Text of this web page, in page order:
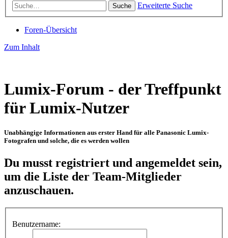
Suche Erweiterte Suche
Foren-Übersicht
Zum Inhalt
Lumix-Forum - der Treffpunkt
für Lumix-Nutzer
Unabhängige Informationen aus erster Hand für alle Panasonic Lumix-
Fotografen und solche, die es werden wollen
Du musst registriert und angemeldet sein,
um die Liste der Team-Mitglieder
anzuschauen.
Benutzername: